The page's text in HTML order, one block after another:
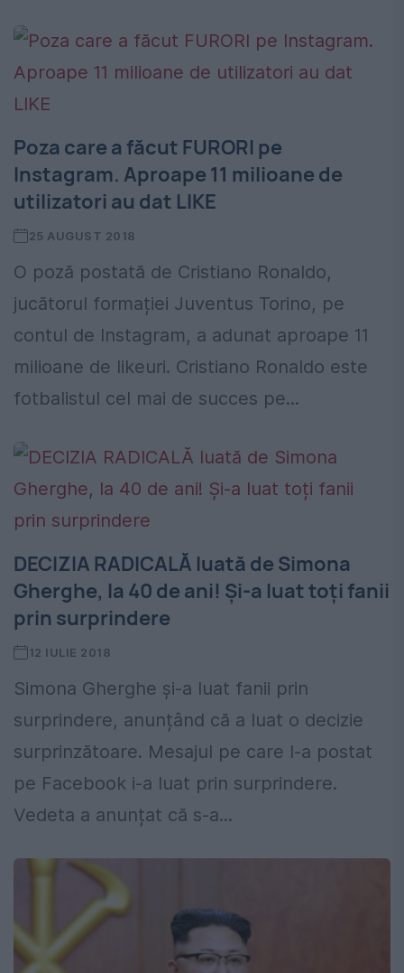
Poza care a făcut FURORI pe
Instagram. Aproape 11 milioane de
utilizatori au dat LIKE
25 AUGUST 2018
O poză postată de Cristiano Ronaldo,
jucătorul formației Juventus Torino, pe
contul de Instagram, a adunat aproape 11
milioane de likeuri. Cristiano Ronaldo este
fotbalistul cel mai de succes pe...
DECIZIA RADICALĂ luată de Simona
Gherghe, la 40 de ani! Și-a luat toți fanii
prin surprindere
12 IULIE 2018
Simona Gherghe și-a luat fanii prin
surprindere, anunțând că a luat o decizie
surprinzătoare. Mesajul pe care l-a postat
pe Facebook i-a luat prin surprindere.
Vedeta a anunțat că s-a...